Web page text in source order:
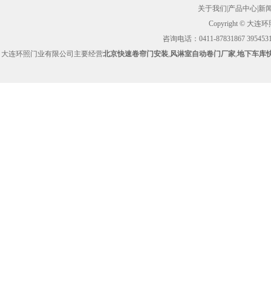
关于我们 产品中心| 新
Copyright © 大连
咨询电话：0411-87831867
大连环照门业有限公司主要经营北京快速卷帘门安装,风淋室自动卷门厂家,地下车库